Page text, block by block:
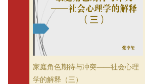
家庭角色期待与冲突——社会心理
学的解释（三）